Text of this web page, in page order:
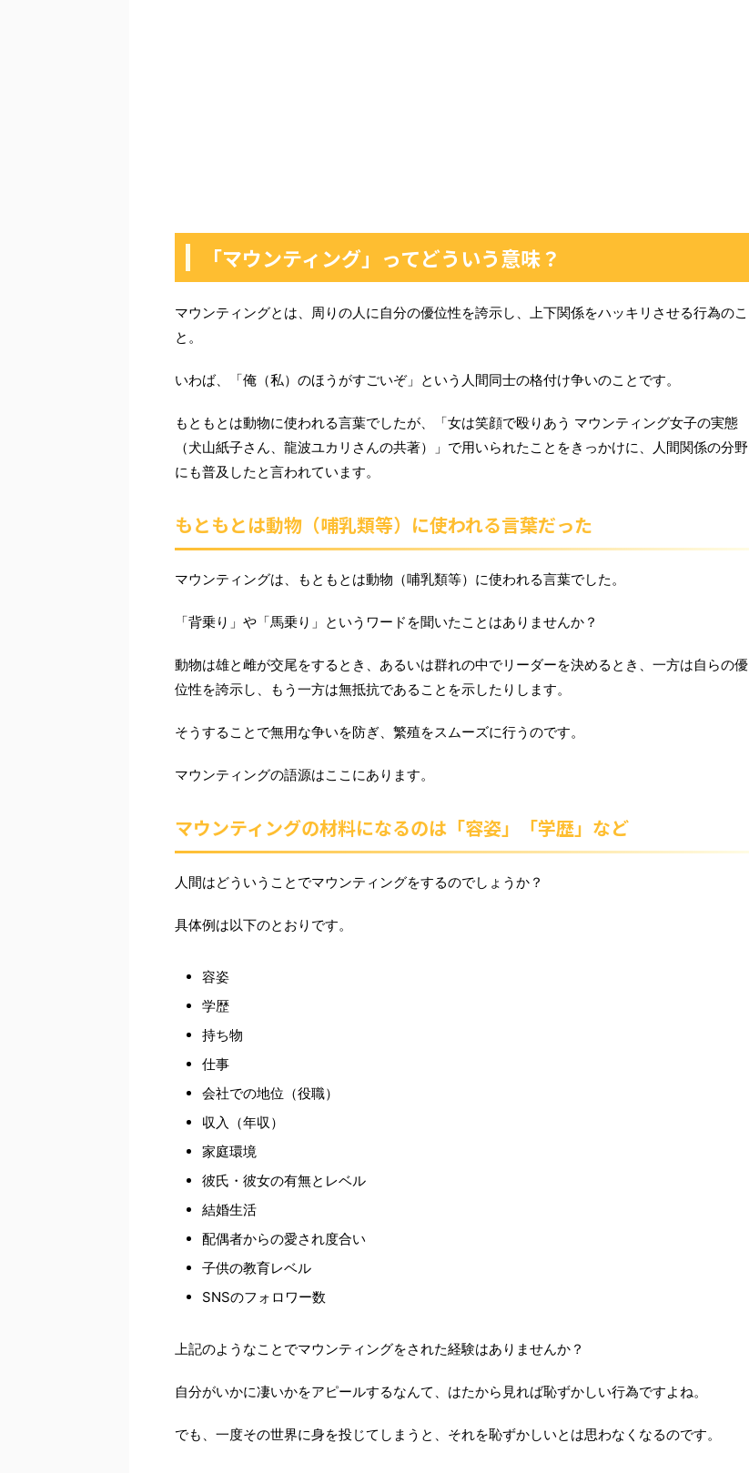
「マウンティング」ってどういう意味？
マウンティングとは、周りの人に自分の優位性を誇示し、上下関係をハッキリさせる行為のこ
と。
いわば、「俺（私）のほうがすごいぞ」という人間同士の格付け争いのことです。
もともとは動物に使われる言葉でしたが、「女は笑顔で殴りあう マウンティング女子の実態
（犬山紙子さん、龍波ユカリさんの共著）」で用いられたことをきっかけに、人間関係の分野
にも普及したと言われています。
もともとは動物（哺乳類等）に使われる言葉だった
マウンティングは、もともとは動物（哺乳類等）に使われる言葉でした。
「背乗り」や「馬乗り」というワードを聞いたことはありませんか？
動物は雄と雌が交尾をするとき、あるいは群れの中でリーダーを決めるとき、一方は自らの優
位性を誇示し、もう一方は無抵抗であることを示したりします。
そうすることで無用な争いを防ぎ、繁殖をスムーズに行うのです。
マウンティングの語源はここにあります。
マウンティングの材料になるのは「容姿」「学歴」など
人間はどういうことでマウンティングをするのでしょうか？
具体例は以下のとおりです。
容姿
学歴
持ち物
仕事
会社での地位（役職）
収入（年収）
家庭環境
彼氏・彼女の有無とレベル
結婚生活
配偶者からの愛され度合い
子供の教育レベル
SNSのフォロワー数
上記のようなことでマウンティングをされた経験はありませんか？
自分がいかに凄いかをアピールするなんて、はたから見れば恥ずかしい行為ですよね。
でも、一度その世界に身を投じてしまうと、それを恥ずかしいとは思わなくなるのです。